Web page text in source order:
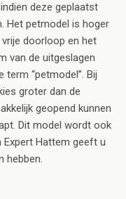
deze geplaatst
Het petmodel is hoger
doorloop en het
van de uitgeslagen
“petmodel”. Bij
groter dan de
geopend kunnen
Dit model wordt ook
Expert Hattem geeft u
hebben.